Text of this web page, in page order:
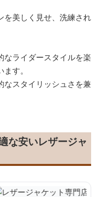
を美しく見せ、洗練され
なライダースタイルを楽
す。
なスタイリッシュさを兼
な安いレザージャ